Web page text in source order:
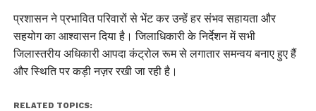
प्रशासन ने प्रभावित परिवारों से भेंट कर उन्हें हर संभव सहायता और
सहयोग का आश्वासन दिया है। जिलाधिकारी के निर्देशन में सभी
जिलास्तरीय अधिकारी आपदा कंट्रोल रूम से लगातार समन्वय बनाए हुए हैं
और स्थिति पर कड़ी नज़र रखी जा रही है।
RELATED TOPICS: